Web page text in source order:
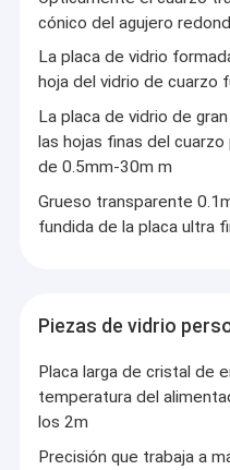
cónico del agujero
La placa de vidrio
hoja del vidrio de cuarzo
La placa de vidrio de
las hojas finas del
de 0.5mm-30m m
Grueso transparente
fundida de la placa ultra
Piezas de vidrio
Placa larga de cristal de
temperatura del
los 2m
Precisión que trabaja a